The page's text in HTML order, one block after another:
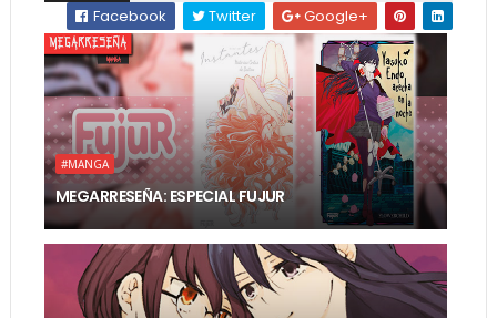
Facebook
Twitter Google+
#MANGA
MEGARRESEÑA: ESPECIAL FUJUR